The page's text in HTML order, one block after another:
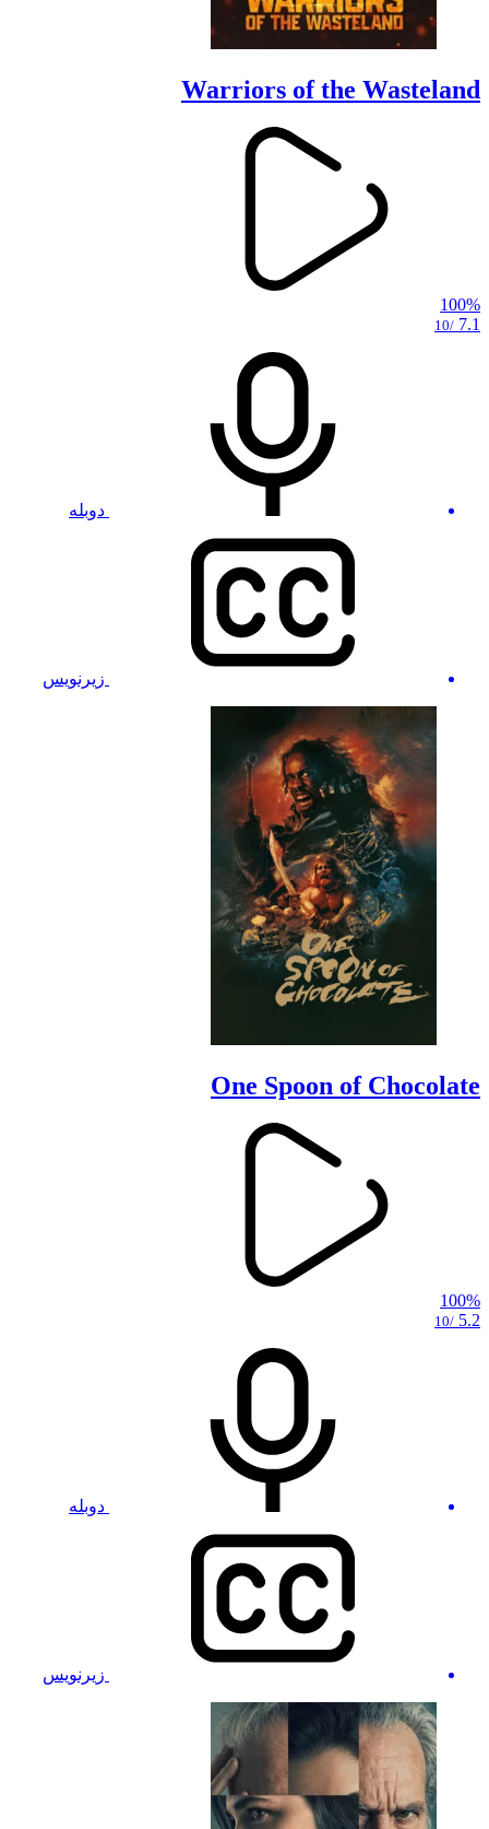
Warriors of the Wasteland
100%
7.1
/10
دوبله
زیرنویس
One Spoon of Chocolate
100%
5.2
/10
دوبله
زیرنویس